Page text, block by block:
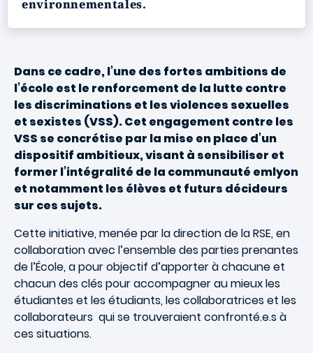
environnementales.
Dans ce cadre, l’une des fortes ambitions de
l’école est le renforcement de la lutte contre
les discriminations et les violences sexuelles
et sexistes (VSS). Cet engagement contre les
VSS se concrétise par la mise en place d’un
dispositif ambitieux, visant à sensibiliser et
former l’intégralité de la communauté emlyon
et notamment les élèves et futurs décideurs
sur ces sujets.
Cette initiative, menée par la direction de la RSE, en
collaboration avec l’ensemble des parties prenantes
de l’École, a pour objectif d’apporter à chacune et
chacun des clés pour accompagner au mieux les
étudiantes et les étudiants, les collaboratrices et les
collaborateurs qui se trouveraient confronté.e.s à
ces situations.